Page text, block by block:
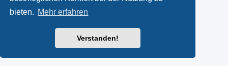
bieten. Mehr erfahren
Verstanden!